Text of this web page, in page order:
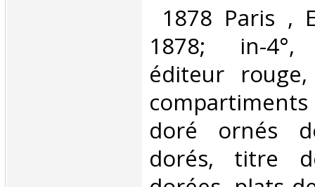
1878 Paris ,
1878; in-4°,
éditeur
doré ornés
dorés, titre